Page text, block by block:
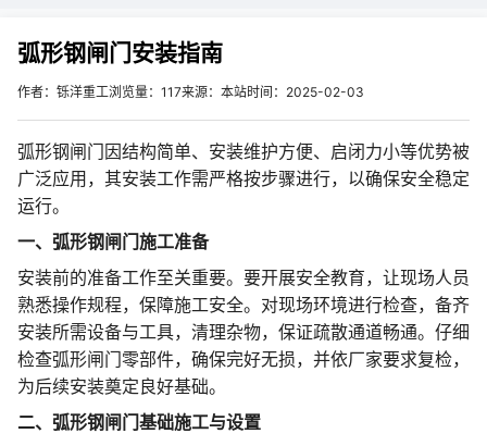
弧形钢闸门安装指南
作者：铄洋重工浏览量：117来源：本站时间：2025-02-03
弧形钢闸门因结构简单、安装维护方便、启闭力小等优势被
广泛应用，其安装工作需严格按步骤进行，以确保安全稳定
运行。
一、弧形钢闸门施工准备
安装前的准备工作至关重要。要开展安全教育，让现场人员
熟悉操作规程，保障施工安全。对现场环境进行检查，备齐
安装所需设备与工具，清理杂物，保证疏散通道畅通。仔细
检查弧形闸门零部件，确保完好无损，并依厂家要求复检，
为后续安装奠定良好基础。
二、弧形钢闸门基础施工与设置